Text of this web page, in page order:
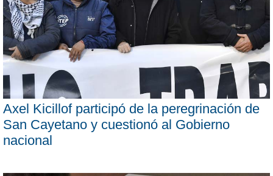
Axel Kicillof participó de la peregrinación de
San Cayetano y cuestionó al Gobierno
nacional